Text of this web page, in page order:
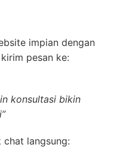
impian dengan
pesan ke:
konsultasi bikin
langsung: